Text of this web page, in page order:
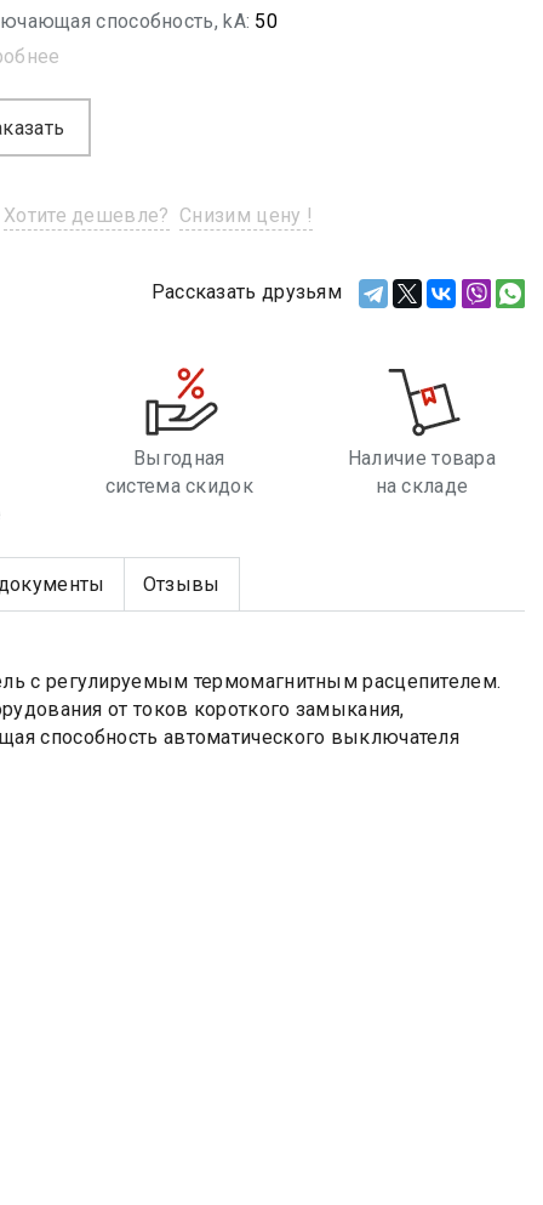
способность, kA: 50
Хотите дешевле? Снизим цену !
Рассказать друзьям
Выгодная
система скидок
Наличие товара
на складе
Отзывы
с регулируемым термомагнитным расцепителем.
от токов короткого замыкания,
способность автоматического выключателя